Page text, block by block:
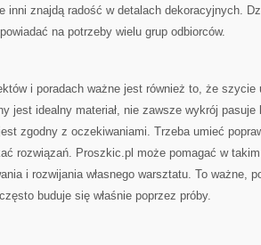
inni znajdą radość w detalach dekoracyjnych.
na potrzeby wielu grup odbiorców.
i poradach ważne jest również to, że
jest idealny materiał, nie zawsze wykrój
zgodny z oczekiwaniami. Trzeba umieć
rozwiązań. Proszkic.pl może pomagać w
i rozwijania własnego warsztatu. To ważne,
buduje się właśnie poprzez próby.